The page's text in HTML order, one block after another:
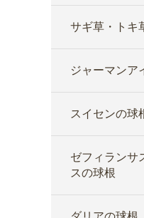
サギ草・トキ
ジャーマンア
スイセンの球
ゼフィランサ
スの球根